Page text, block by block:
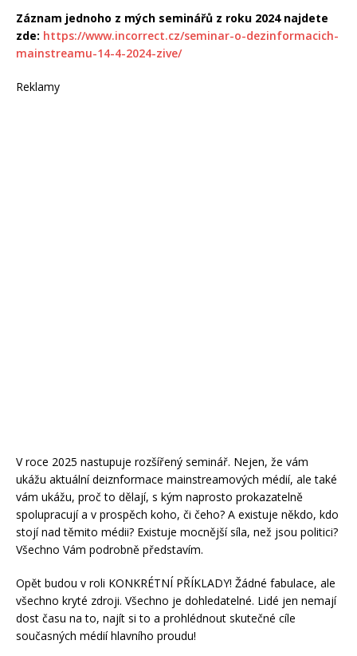
Záznam jednoho z mých seminářů z roku 2024 najdete
zde: https://www.incorrect.cz/seminar-o-dezinformacich-
mainstreamu-14-4-2024-zive/
Reklamy
V roce 2025 nastupuje rozšířený seminář. Nejen, že vám
ukážu aktuální deiznformace mainstreamových médií, ale také
vám ukážu, proč to dělají, s kým naprosto prokazatelně
spolupracují a v prospěch koho, či čeho? A existuje někdo, kdo
stojí nad těmito médii? Existuje mocnější síla, než jsou politici?
Všechno Vám podrobně představím.
Opět budou v roli KONKRÉTNÍ PŘÍKLADY! Žádné fabulace, ale
všechno kryté zdroji. Všechno je dohledatelné. Lidé jen nemají
dost času na to, najít si to a prohlédnout skutečné cíle
současných médií hlavního proudu!